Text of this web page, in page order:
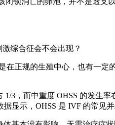
综合征会不会出现？
正规的生殖中心，也有一
3，而中重度 OHSS 的发生
显示，OHSS 是 IVF 的常见并